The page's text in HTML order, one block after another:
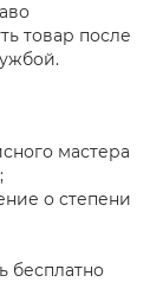
товар после
мастера
о степени
бесплатно